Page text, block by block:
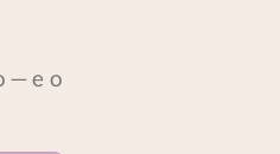
— e o